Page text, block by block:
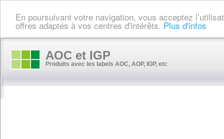
En poursuivant votre navigation, vous acceptez
offres adaptés à vos centres d'intérêts. Plus d'infos
AOC et IGP
Produits avec les labels AOC, AOP, IGP, etc